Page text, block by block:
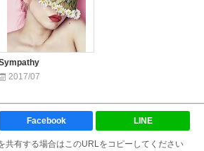
2017/07
Facebook LINE
共有する場合はこのURLをコピーしてください